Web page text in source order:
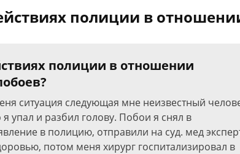
полиции в
полиции в отношении
ситуация следующая мне неизвестный
упал и разбил голову. Побои я снял в
в полицию, отправили на суд. мед
потом меня хирург госпитализировал в